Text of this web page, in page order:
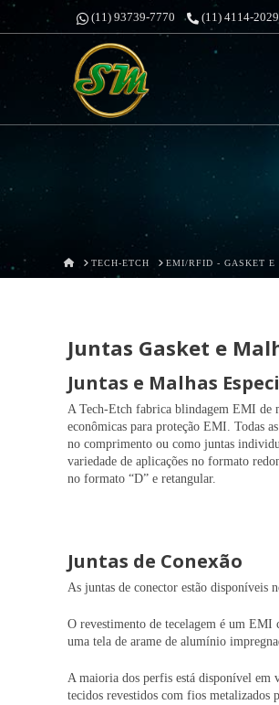
(11) 93739-7770 (11) 4114-2029
Smartins
&
Pires
HOMETECH-ETCH EMI/RFID - GASKET E
Juntas Gasket e
Juntas e Malhas
A Tech-Etch fabrica blindagem EMI de
econômicas para proteção EMI. Todas
no comprimento ou como juntas
variedade de aplicações no formato
no formato “D” e retangular.
Juntas de Conexão
As juntas de conector estão disponíveis
O revestimento de tecelagem é um EMI
uma tela de arame de alumínio
A maioria dos perfis está disponível em
tecidos revestidos com fios metalizados